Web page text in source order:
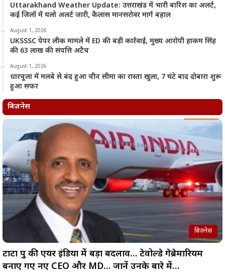
Uttarakhand Weather Update: उत्तराखंड में भारी बारिश का अलर्ट,
कई जिलों में यलो अलर्ट जारी, कैलास मानसरोवर मार्ग बहाल
August 1, 2026
UKSSSC पेपर लीक मामले में ED की बड़ी कार्रवाई, मुख्य आरोपी हाकम सिंह
की 63 लाख की संपत्ति अटैच
August 1, 2026
धारचूला में मलबे से बंद हुआ चीन सीमा का रास्ता खुला, 7 घंटे बाद दोबारा शुरू
हुआ सफर
बिज़नेस
बिज़नेस
टाटा ग्रुप की एयर इंडिया में बड़ा बदलाव… टेवोल्डे गेब्रेमारियम
बनाए गए नए CEO और MD… जानें उनके बारे में…